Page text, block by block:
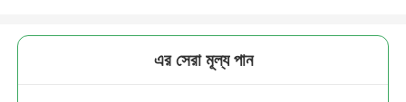
এর সেরা মূল্য পান